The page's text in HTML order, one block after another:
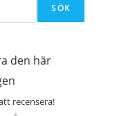
SÖK
den här
recensera!